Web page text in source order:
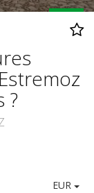
?
EUR